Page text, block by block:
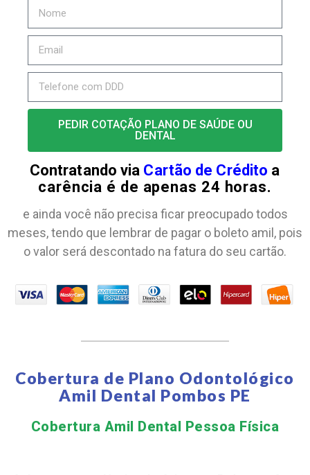
PEDIR COTAÇÃO PLANO DE SAÚDE OU
DENTAL
Contratando via Cartão de Crédito a
carência é de apenas 24 horas.
e ainda você não precisa ficar preocupado todos
meses, tendo que lembrar de pagar o boleto amil, pois
o valor será descontado na fatura do seu cartão.
Cobertura de Plano Odontológico
Amil Dental Pombos PE
Cobertura Amil Dental Pessoa Física​